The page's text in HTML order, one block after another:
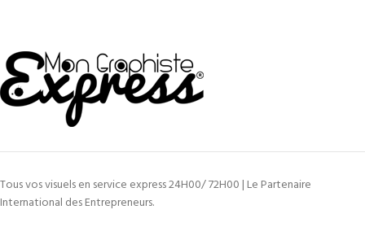
Tous vos visuels en service express 24H00/ 72H00 | Le Partenaire
International des Entrepreneurs.